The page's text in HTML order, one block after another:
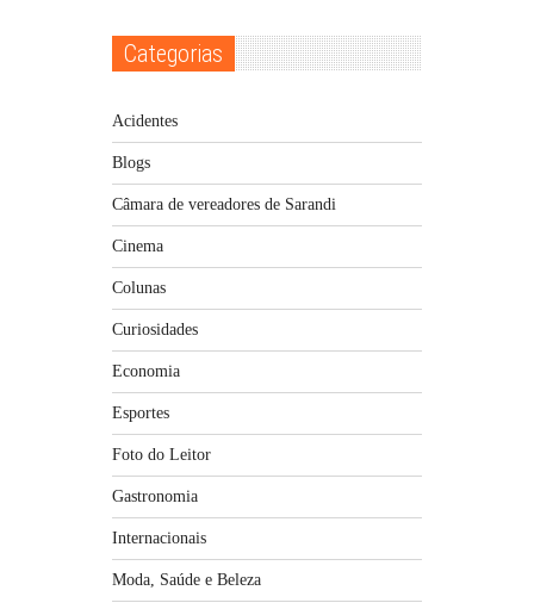
Categorias
Acidentes
Blogs
Câmara de vereadores de Sarandi
Cinema
Colunas
Curiosidades
Economia
Esportes
Foto do Leitor
Gastronomia
Internacionais
Moda, Saúde e Beleza